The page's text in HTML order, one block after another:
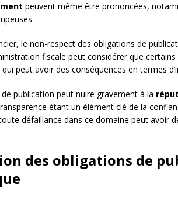
peuvent même être prononcées,
le non-respect des obligations de
fiscale peut considérer que
peut avoir des conséquences en termes
publication peut nuire gravement à la
étant un élément clé de la
défaillance dans ce domaine peut avoir
des obligations de